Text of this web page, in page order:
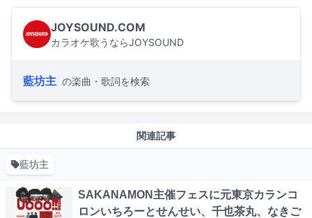
JOYSOUND.COM
カラオケ歌うならJOYSOUND
藍坊主 の楽曲・歌詞を検索
関連記事
藍坊主
SAKANAMON主催フェスに元東京カランコ
ロンいちろーとせんせい、千也茶丸、なきご